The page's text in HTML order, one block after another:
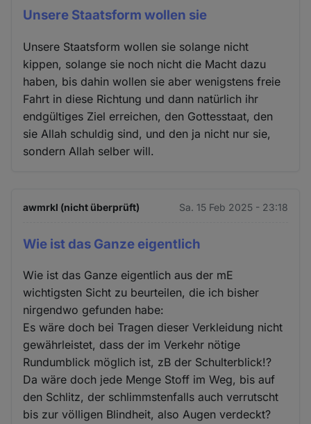
Unsere Staatsform wollen sie
Unsere Staatsform wollen sie solange nicht
kippen, solange sie noch nicht die Macht dazu
haben, bis dahin wollen sie aber wenigstens freie
Fahrt in diese Richtung und dann natürlich ihr
endgültiges Ziel erreichen, den Gottesstaat, den
sie Allah schuldig sind, und den ja nicht nur sie,
sondern Allah selber will.
awmrkl (nicht überprüft) Sa. 15 Feb 2025 - 23:18
Wie ist das Ganze eigentlich
Wie ist das Ganze eigentlich aus der mE
wichtigsten Sicht zu beurteilen, die ich bisher
nirgendwo gefunden habe:
Es wäre doch bei Tragen dieser Verkleidung nicht
gewährleistet, dass der im Verkehr nötige
Rundumblick möglich ist, zB der Schulterblick!?
Da wäre doch jede Menge Stoff im Weg, bis auf
den Schlitz, der schlimmstenfalls auch verrutscht
bis zur völligen Blindheit, also Augen verdeckt?